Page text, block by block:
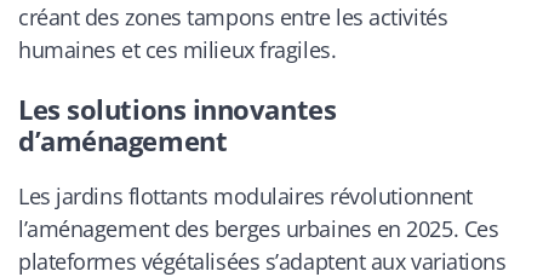
créant des zones tampons entre les activités
humaines et ces milieux fragiles.
Les solutions innovantes
d’aménagement
Les jardins flottants modulaires révolutionnent
l’aménagement des berges urbaines en 2025. Ces
plateformes végétalisées s’adaptent aux variations